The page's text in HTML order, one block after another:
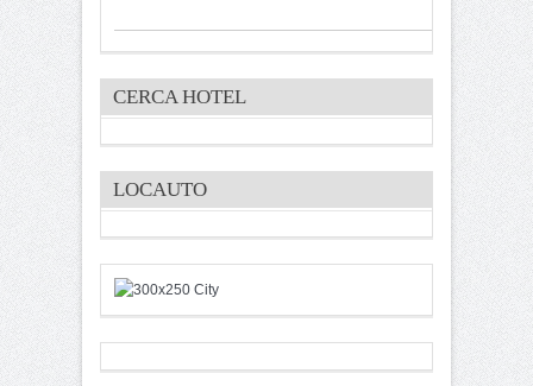
CERCA HOTEL
LOCAUTO